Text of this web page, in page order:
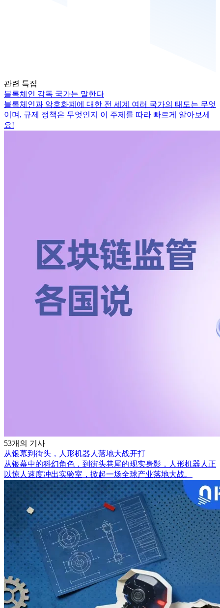
관련 특집
블록체인 감독 국가는 말한다
블록체인과 암호화폐에 대한 전 세계 여러 국가의 태도는 무엇
이며, 규제 정책은 무엇인지 이 주제를 따라 빠르게 알아보세
요!
53개의 기사
从银幕到街头，人形机器人落地大战开打
从银幕中的科幻角色，到街头巷尾的现实身影，人形机器人正
以惊人速度冲出实验室，掀起一场全球产业落地大战。